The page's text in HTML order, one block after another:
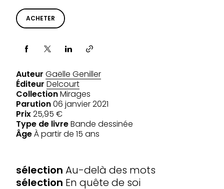
ACHETER
Partager via
Auteur Gaëlle Geniller
Éditeur Delcourt
CollectionMirages
Parution06 janvier 2021
Prix25,95 €
Type de livreBande dessinée
ÂgeÀ partir de 15 ans
SÉLECTIONS
sélection Au-delà des mots
sélection En quête de soi